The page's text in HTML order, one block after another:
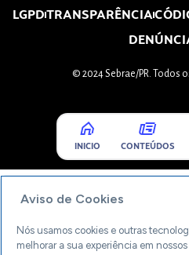
LGPDTRANSPARÊNCIA
© 2024 Sebrae/PR. Todos
INICIO CONTEÚDOS
Aviso de Cookies
Nós usamos cookies e outras
melhorar a sua experiência em